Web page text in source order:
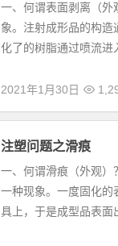
一、何谓表面剥离（外
象。注射成形品的构
化了的树脂通过喷流进
2021年1月30日
注塑问题之滑痕
一、何谓滑痕（外观）
一种现象。一度固化的
具上，于是成型品表面